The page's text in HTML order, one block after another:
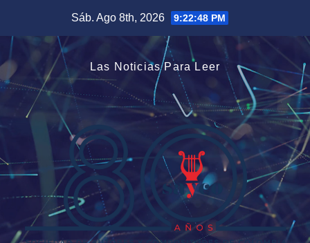
contenido
Sáb. Ago 8th, 2026 9:22:48 PM
Las Noticias Para Leer